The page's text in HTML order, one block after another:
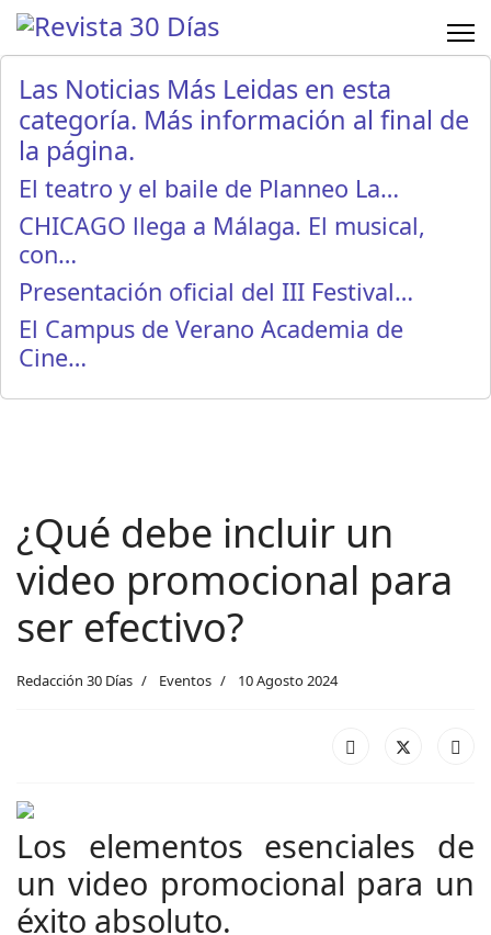
Las Noticias Más Leidas en esta
categoría. Más información al final de
la página.
El teatro y el baile de Planneo La…
CHICAGO llega a Málaga. El musical,
con…
Presentación oficial del III Festival…
El Campus de Verano Academia de
Cine…
¿Qué debe incluir un
video promocional para
ser efectivo?
Redacción 30 Días Eventos 10 Agosto 2024
Los elementos esenciales de
un video promocional para un
éxito absoluto.